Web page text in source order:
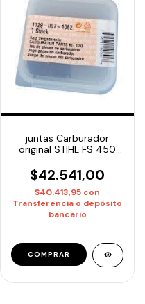
juntas Carburador
original STIHL FS 450
$42.541,00
$40.413,95 con
Transferencia o depósito
bancario